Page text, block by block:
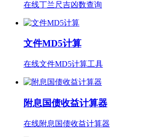
在线丁兰尺吉凶数查询
文件MD5计算
在线文件MD5计算工具
附息国债收益计算器
在线附息国债收益计算器